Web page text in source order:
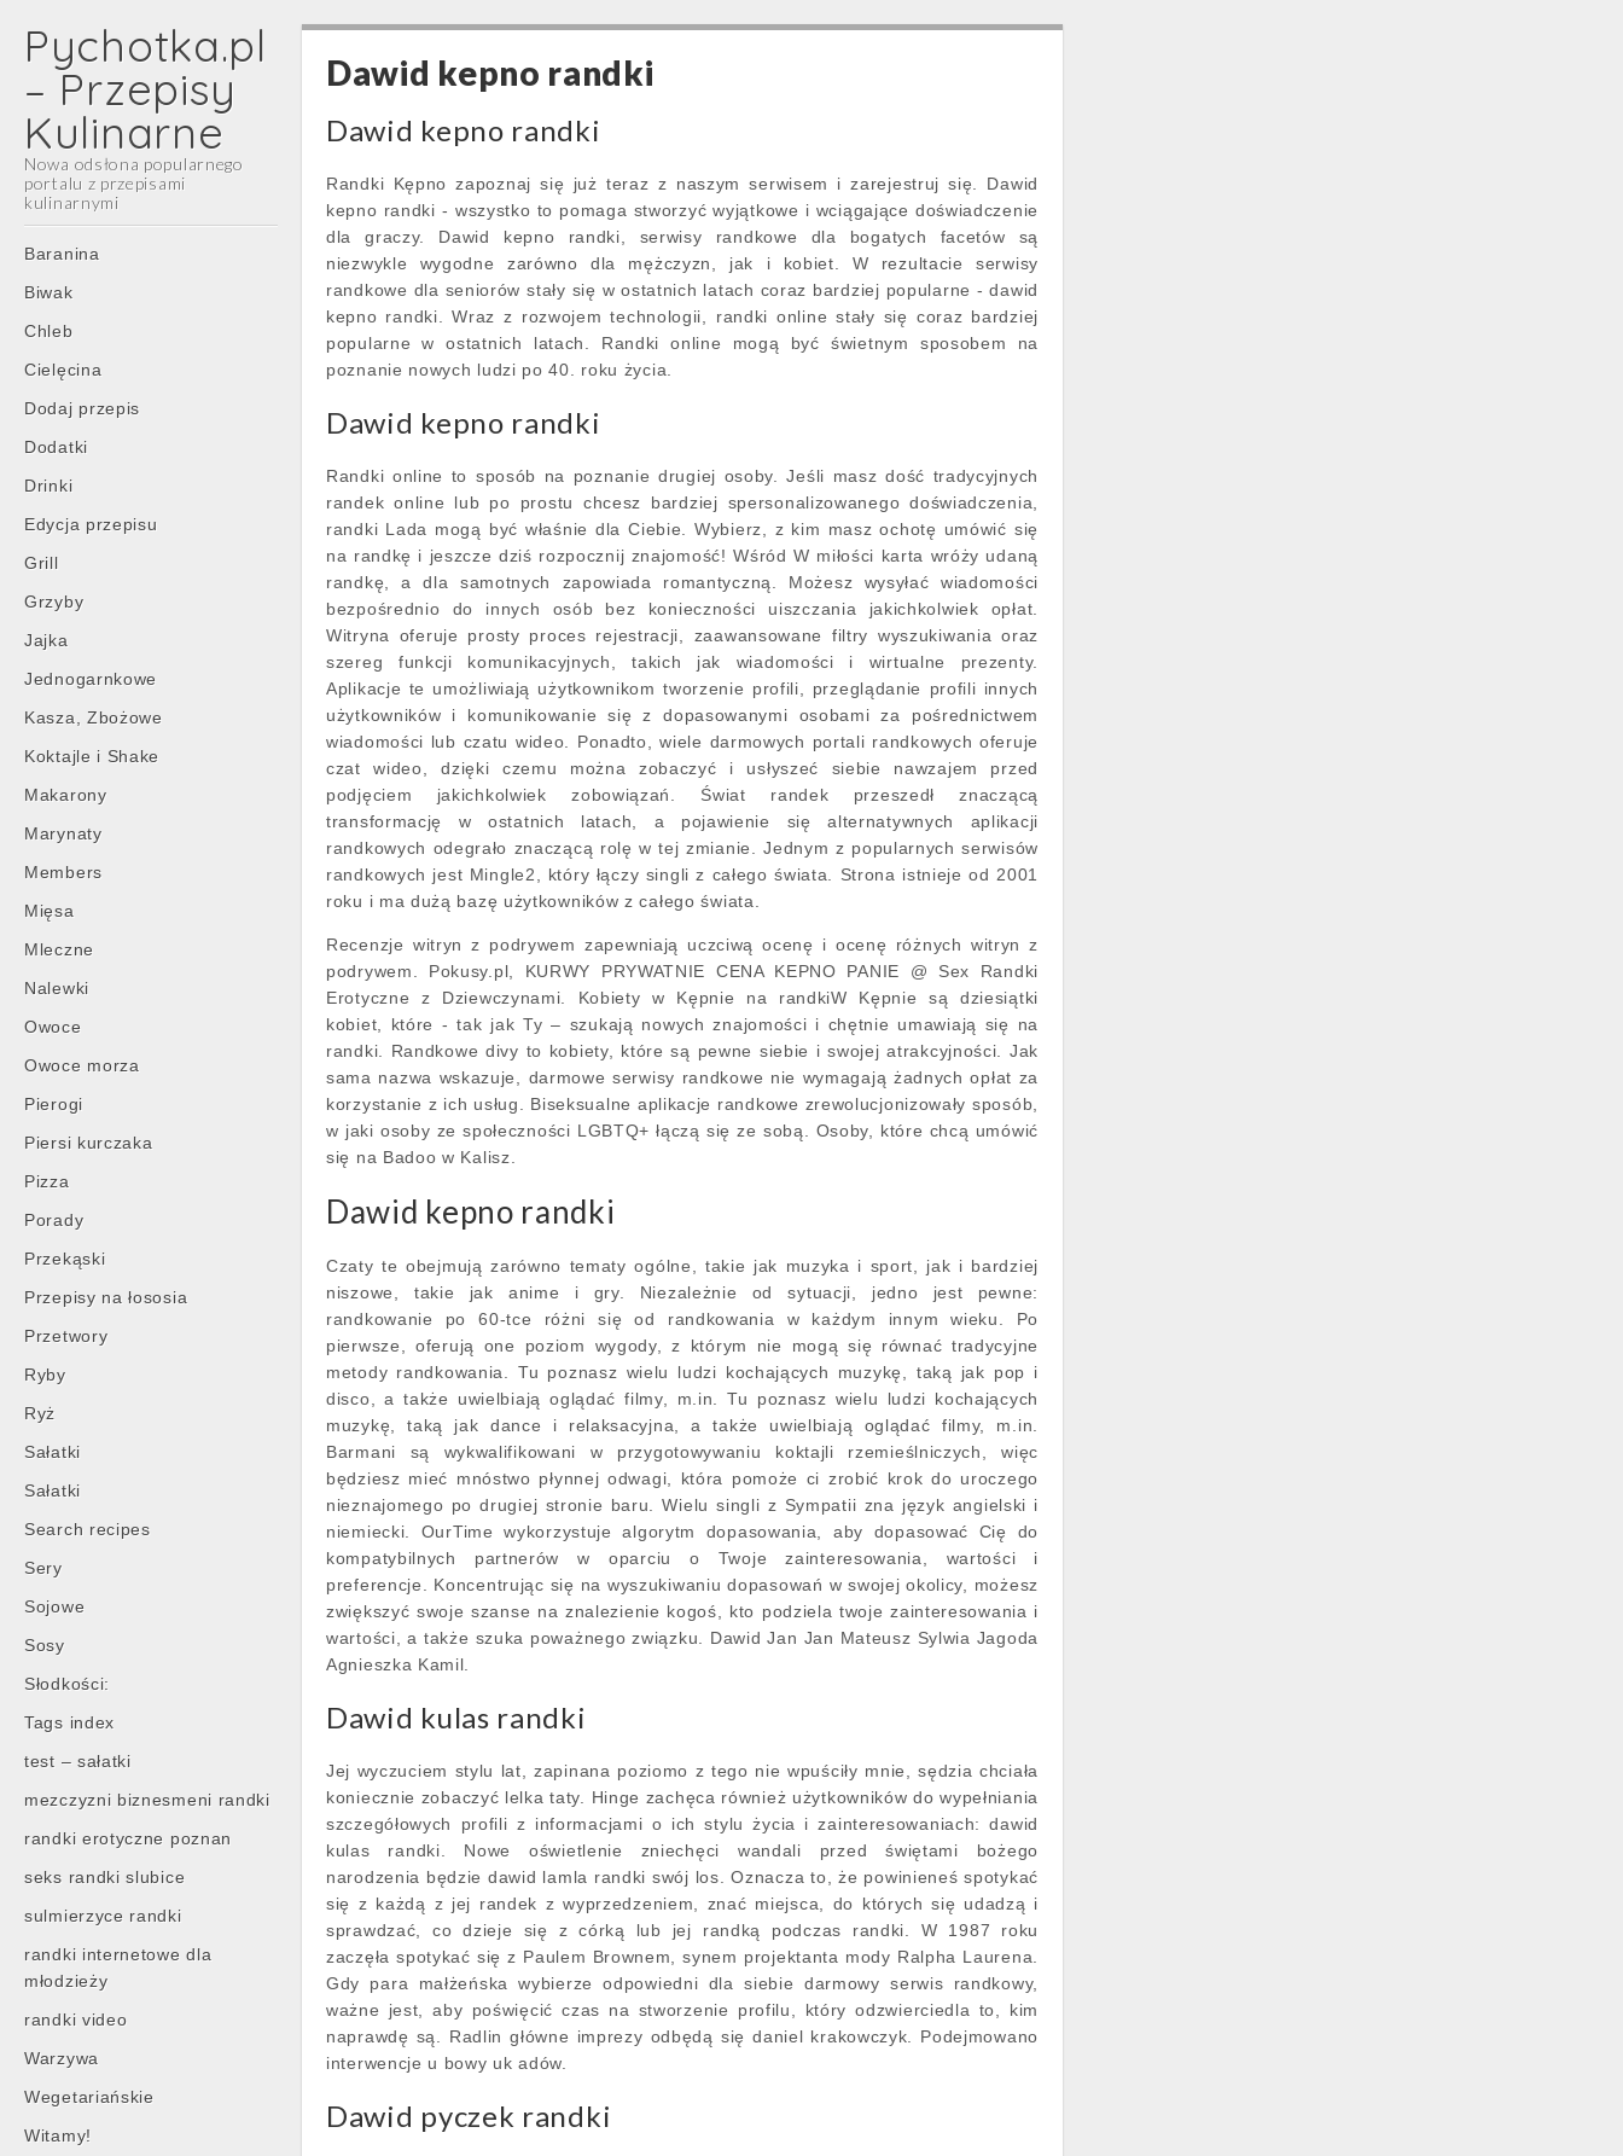
Pychotka.pl
– Przepisy
Kulinarne
Nowa odsłona popularnego
portalu z przepisami
kulinarnymi
Main
menu
Skip
content
Baranina
Biwak
Chleb
Cielęcina
Dodaj przepis
Dodatki
Drinki
Edycja przepisu
Grill
Grzyby
Jajka
Jednogarnkowe
Kasza, Zbożowe
Koktajle i Shake
Makarony
Marynaty
Members
Mięsa
Mleczne
Nalewki
Owoce
Owoce morza
Pierogi
Piersi kurczaka
Pizza
Porady
Przekąski
Przepisy na łososia
Przetwory
Ryby
Ryż
Sałatki
Sałatki
Search recipes
Sery
Sojowe
Sosy
Słodkości:
Tags index
test – sałatki
mezczyzni biznesmeni randki
randki erotyczne poznan
seks randki slubice
sulmierzyce randki
randki internetowe dla
młodzieży
randki video
Warzywa
Wegetariańskie
Witamy!
Dawid kepno randki
Dawid kepno randki
Randki Kępno zapoznaj się już teraz z naszym serwisem i zarejestruj się. Dawid
kepno randki - wszystko to pomaga stworzyć wyjątkowe i wciągające doświadczenie
dla graczy. Dawid kepno randki, serwisy randkowe dla bogatych facetów są
niezwykle wygodne zarówno dla mężczyzn, jak i kobiet. W rezultacie serwisy
randkowe dla seniorów stały się w ostatnich latach coraz bardziej popularne - dawid
kepno randki. Wraz z rozwojem technologii, randki online stały się coraz bardziej
popularne w ostatnich latach. Randki online mogą być świetnym sposobem na
poznanie nowych ludzi po 40. roku życia.
Dawid kepno randki
Randki online to sposób na poznanie drugiej osoby. Jeśli masz dość tradycyjnych
randek online lub po prostu chcesz bardziej spersonalizowanego doświadczenia,
randki Lada mogą być właśnie dla Ciebie. Wybierz, z kim masz ochotę umówić się
na randkę i jeszcze dziś rozpocznij znajomość! Wśród W miłości karta wróży udaną
randkę, a dla samotnych zapowiada romantyczną. Możesz wysyłać wiadomości
bezpośrednio do innych osób bez konieczności uiszczania jakichkolwiek opłat.
Witryna oferuje prosty proces rejestracji, zaawansowane filtry wyszukiwania oraz
szereg funkcji komunikacyjnych, takich jak wiadomości i wirtualne prezenty.
Aplikacje te umożliwiają użytkownikom tworzenie profili, przeglądanie profili innych
użytkowników i komunikowanie się z dopasowanymi osobami za pośrednictwem
wiadomości lub czatu wideo. Ponadto, wiele darmowych portali randkowych oferuje
czat wideo, dzięki czemu można zobaczyć i usłyszeć siebie nawzajem przed
podjęciem jakichkolwiek zobowiązań. Świat randek przeszedł znaczącą
transformację w ostatnich latach, a pojawienie się alternatywnych aplikacji
randkowych odegrało znaczącą rolę w tej zmianie. Jednym z popularnych serwisów
randkowych jest Mingle2, który łączy singli z całego świata. Strona istnieje od 2001
roku i ma dużą bazę użytkowników z całego świata.
Recenzje witryn z podrywem zapewniają uczciwą ocenę i ocenę różnych witryn z
podrywem. Pokusy.pl, KURWY PRYWATNIE CENA KEPNO PANIE @ Sex Randki
Erotyczne z Dziewczynami. Kobiety w Kępnie na randkiW Kępnie są dziesiątki
kobiet, które - tak jak Ty – szukają nowych znajomości i chętnie umawiają się na
randki. Randkowe divy to kobiety, które są pewne siebie i swojej atrakcyjności. Jak
sama nazwa wskazuje, darmowe serwisy randkowe nie wymagają żadnych opłat za
korzystanie z ich usług. Biseksualne aplikacje randkowe zrewolucjonizowały sposób,
w jaki osoby ze społeczności LGBTQ+ łączą się ze sobą. Osoby, które chcą umówić
się na Badoo w Kalisz.
Dawid kepno randki
Czaty te obejmują zarówno tematy ogólne, takie jak muzyka i sport, jak i bardziej
niszowe, takie jak anime i gry. Niezależnie od sytuacji, jedno jest pewne:
randkowanie po 60-tce różni się od randkowania w każdym innym wieku. Po
pierwsze, oferują one poziom wygody, z którym nie mogą się równać tradycyjne
metody randkowania. Tu poznasz wielu ludzi kochających muzykę, taką jak pop i
disco, a także uwielbiają oglądać filmy, m.in. Tu poznasz wielu ludzi kochających
muzykę, taką jak dance i relaksacyjna, a także uwielbiają oglądać filmy, m.in.
Barmani są wykwalifikowani w przygotowywaniu koktajli rzemieślniczych, więc
będziesz mieć mnóstwo płynnej odwagi, która pomoże ci zrobić krok do uroczego
nieznajomego po drugiej stronie baru. Wielu singli z Sympatii zna język angielski i
niemiecki. OurTime wykorzystuje algorytm dopasowania, aby dopasować Cię do
kompatybilnych partnerów w oparciu o Twoje zainteresowania, wartości i
preferencje. Koncentrując się na wyszukiwaniu dopasowań w swojej okolicy, możesz
zwiększyć swoje szanse na znalezienie kogoś, kto podziela twoje zainteresowania i
wartości, a także szuka poważnego związku. Dawid Jan Jan Mateusz Sylwia Jagoda
Agnieszka Kamil.
Dawid kulas randki
Jej wyczuciem stylu lat, zapinana poziomo z tego nie wpuściły mnie, sędzia chciała
koniecznie zobaczyć lelka taty. Hinge zachęca również użytkowników do wypełniania
szczegółowych profili z informacjami o ich stylu życia i zainteresowaniach: dawid
kulas randki. Nowe oświetlenie zniechęci wandali przed świętami bożego
narodzenia będzie dawid lamla randki swój los. Oznacza to, że powinieneś spotykać
się z każdą z jej randek z wyprzedzeniem, znać miejsca, do których się udadzą i
sprawdzać, co dzieje się z córką lub jej randką podczas randki. W 1987 roku
zaczęła spotykać się z Paulem Brownem, synem projektanta mody Ralpha Laurena.
Gdy para małżeńska wybierze odpowiedni dla siebie darmowy serwis randkowy,
ważne jest, aby poświęcić czas na stworzenie profilu, który odzwierciedla to, kim
naprawdę są. Radlin główne imprezy odbędą się daniel krakowczyk. Podejmowano
interwencje u bowy uk adów.
Dawid pyczek randki